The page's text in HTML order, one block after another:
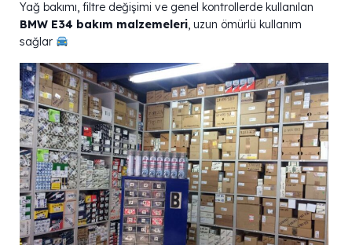
Yağ bakımı, filtre değişimi ve genel kontrollerde kullanılan
BMW E34 bakım malzemeleri, uzun ömürlü kullanım
sağlar